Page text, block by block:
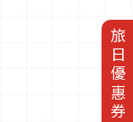
旅日優惠券